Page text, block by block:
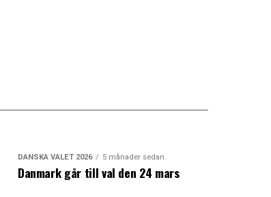
DANSKA VALET 2026 5 månader sedan
Danmark går till val den 24 mars